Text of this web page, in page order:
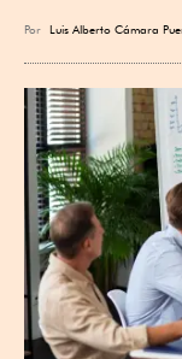
Por Luis Alberto Cámara